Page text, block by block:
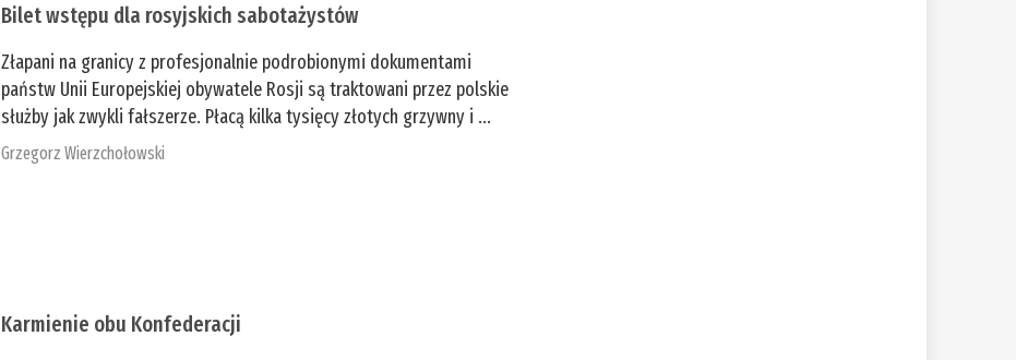
Bilet wstępu dla rosyjskich sabotażystów
Złapani na granicy z profesjonalnie podrobionymi dokumentami
państw Unii Europejskiej obywatele Rosji są traktowani przez polskie
służby jak zwykli fałszerze. Płacą kilka tysięcy złotych grzywny i ...
Grzegorz Wierzchołowski
Karmienie obu Konfederacji